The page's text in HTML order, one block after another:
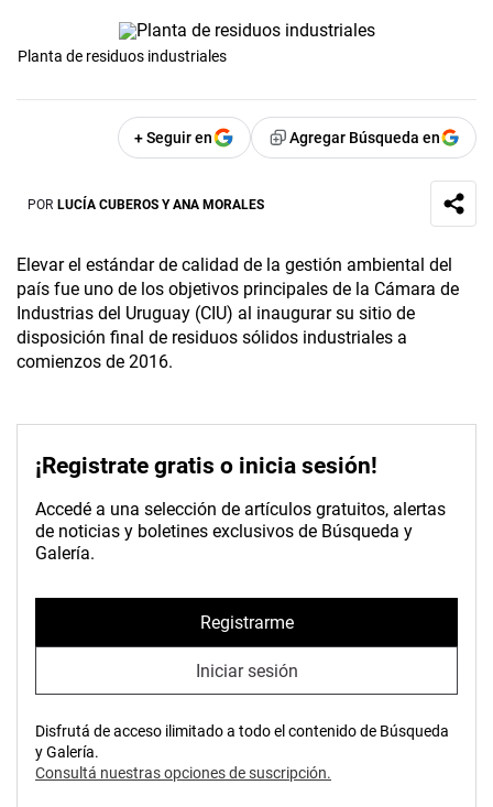
Planta de residuos industriales
+ Seguir en Agregar Búsqueda en
POR LUCÍA CUBEROS Y ANA MORALES
Elevar el estándar de calidad de la gestión ambiental del
país fue uno de los objetivos principales de la Cámara de
Industrias del Uruguay (CIU) al inaugurar su sitio de
disposición final de residuos sólidos industriales a
comienzos de 2016.
¡Registrate gratis o inicia sesión!
Accedé a una selección de artículos gratuitos, alertas
de noticias y boletines exclusivos de Búsqueda y
Galería.
Registrarme
Iniciar sesión
Disfrutá de acceso ilimitado a todo el contenido de Búsqueda
y Galería.
Consultá nuestras opciones de suscripción.